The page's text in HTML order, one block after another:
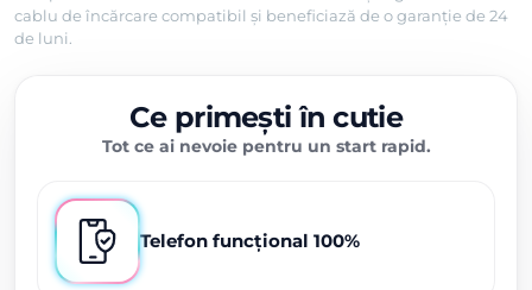
cablu de încărcare compatibil și beneficiază de o garanție de 24
de luni.
Ce primești în cutie
Tot ce ai nevoie pentru un start rapid.
Telefon funcțional 100%